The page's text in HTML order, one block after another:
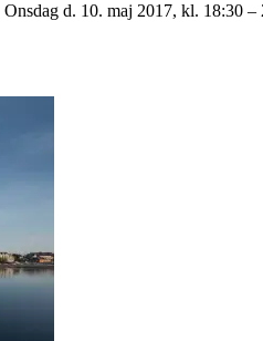
d. 10. maj 2017, kl.